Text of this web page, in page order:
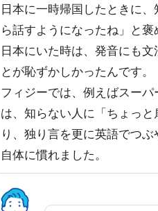
日本に一時帰国したときに
ら話すようになったね」と褒
日本にいた時は、発音にも
とが恥ずかしかったんです。
フィジーでは、例えばスー
は、知らない人に「ちょっ
り、独り言を更に英語でつ
自体に慣れました。